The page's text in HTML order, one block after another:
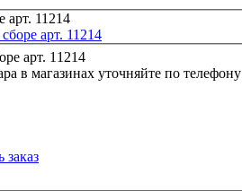
арт. 11214
в магазинах уточняйте по телефону